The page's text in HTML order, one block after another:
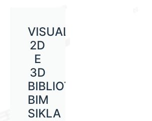
VISUALIZAÇÃO
2D
E
3D
BIBLIOTECA
BIM
SIKLA